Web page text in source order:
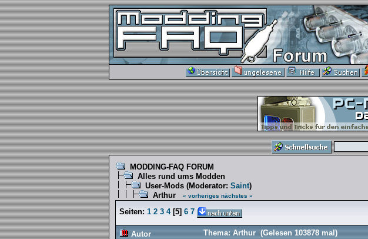
MODDING-FAQ FORUM
Alles rund ums Modden
User-Mods(Moderator: Saint)
Arthur
« vorheriges nächstes »
Seiten: 1 2 3 4[5] 6 7
Autor
Thema: Arthur (Gelesen 103878 mal)